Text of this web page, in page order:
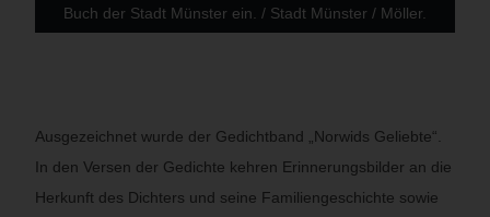
Buch der Stadt Münster ein. / Stadt Münster / Möller.
Ausgezeichnet wurde der Gedichtband „Norwids Geliebte“.
In den Versen der Gedichte kehren Erinnerungsbilder an die
Herkunft des Dichters und seine Familiengeschichte sowie